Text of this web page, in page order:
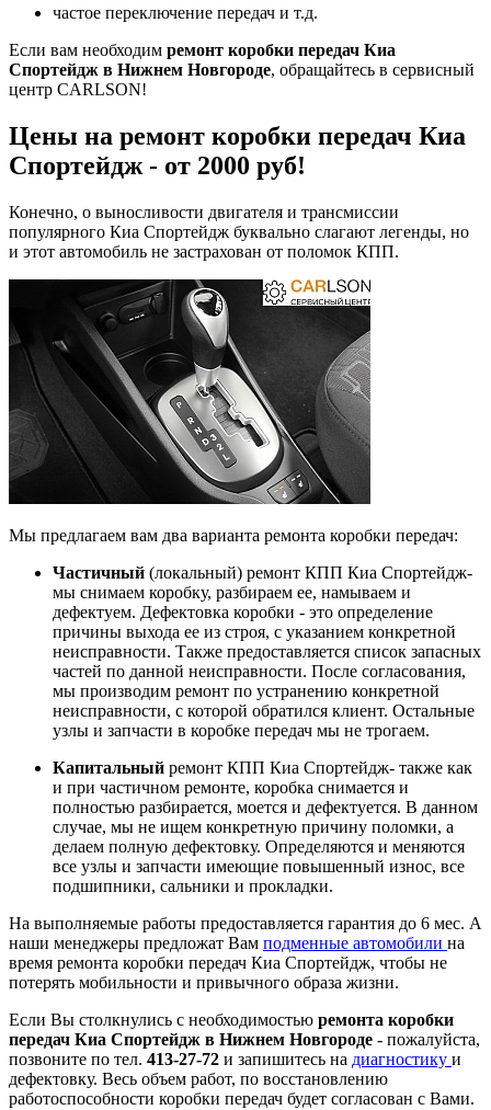
частое переключение передач и т.д.
Если вам необходим ремонт коробки передач Киа
Спортейдж в Нижнем Новгороде, обращайтесь в сервисный
центр CARLSON!
Цены на ремонт коробки передач Киа
Спортейдж - от 2000 руб!
Конечно, о выносливости двигателя и трансмиссии
популярного Киа Спортейдж буквально слагают легенды, но
и этот автомобиль не застрахован от поломок КПП.
Мы предлагаем вам два варианта ремонта коробки передач:
Частичный (локальный) ремонт КПП Киа Спортейдж-
мы снимаем коробку, разбираем ее, намываем и
дефектуем. Дефектовка коробки - это определение
причины выхода ее из строя, с указанием конкретной
неисправности. Также предоставляется список запасных
частей по данной неисправности. После согласования,
мы производим ремонт по устранению конкретной
неисправности, с которой обратился клиент. Остальные
узлы и запчасти в коробке передач мы не трогаем.
Капитальный ремонт КПП Киа Спортейдж- также как
и при частичном ремонте, коробка снимается и
полностью разбирается, моется и дефектуется. В данном
случае, мы не ищем конкретную причину поломки, а
делаем полную дефектовку. Определяются и меняются
все узлы и запчасти имеющие повышенный износ, все
подшипники, сальники и прокладки.
На выполняемые работы предоставляется гарантия до 6 мес. А
наши менеджеры предложат Вам подменные автомобили на
время ремонта коробки передач Киа Спортейдж, чтобы не
потерять мобильности и привычного образа жизни.
Если Вы столкнулись с необходимостью ремонта коробки
передач Киа Спортейдж в Нижнем Новгороде - пожалуйста,
позвоните по тел. 413-27-72 и запишитесь на диагностику и
дефектовку. Весь объем работ, по восстановлению
работоспособности коробки передач будет согласован с Вами.